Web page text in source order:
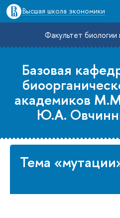
Высшая школа экономики
Факультет биологии
Базовая
академиков
Ю.А.
Тема